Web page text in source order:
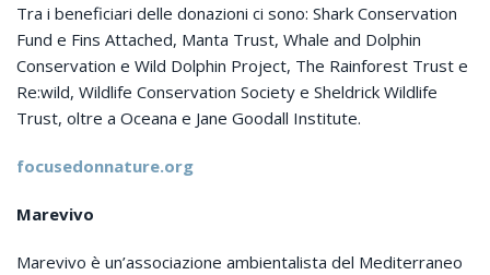
Tra i beneficiari delle donazioni ci sono: Shark Conservation
Fund e Fins Attached, Manta Trust, Whale and Dolphin
Conservation e Wild Dolphin Project, The Rainforest Trust e
Re:wild, Wildlife Conservation Society e Sheldrick Wildlife
Trust, oltre a Oceana e Jane Goodall Institute.
focusedonnature.org
Marevivo
Marevivo è un’associazione ambientalista del Mediterraneo